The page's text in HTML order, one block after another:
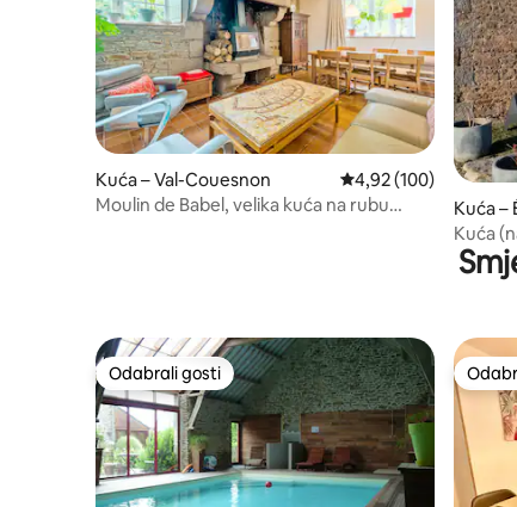
Kuća – Val-Couesnon Prosječna ocjena:
4,92 (100)
Moulin de Babel, velika kuća na rubu
Kuća –
Kuća
Odabrali gosti
Odabrali gosti